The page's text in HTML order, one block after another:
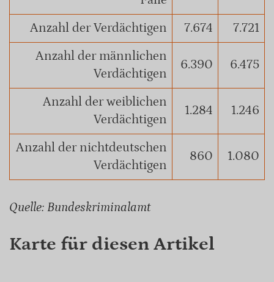
Anzahl der Verdächtigen
7.674
7.721
Anzahl der männlichen
Verdächtigen
6.390 6.475
Anzahl der weiblichen
Verdächtigen
1.284 1.246
Anzahl der nichtdeutschen
Verdächtigen
860 1.080
Quelle: Bundeskriminalamt
Karte für diesen Artikel